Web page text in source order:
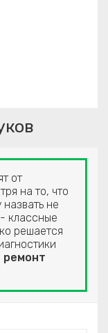
от
на то, что
не
классные
решается
ремонт